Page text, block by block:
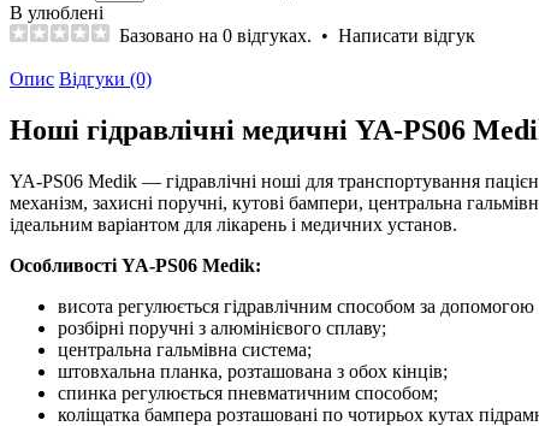
В улюблені
Базовано на 0 відгуках. • Написати відгук
Опис Відгуки (0)
Ноші гідравлічні медичні YA-PS06
YA-PS06 Medik — гідравлічні ноші для транспортування
механізм, захисні поручні, кутові бампери, центральна
ідеальним варіантом для лікарень і медичних установ.
Особливості YA-PS06 Medik:
висота регулюється гідравлічним способом за допомогою
розбірні поручні з алюмінієвого сплаву;
центральна гальмівна система;
штовхальна планка, розташована з обох кінців;
спинка регулюється пневматичним способом;
коліщатка бампера розташовані по чотирьох кутах